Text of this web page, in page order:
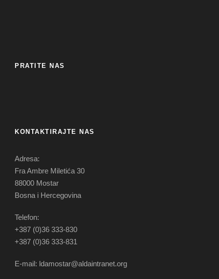
PRATITE NAS
KONTAKTIRAJTE NAS
Adresa:
Fra Ambre Miletića 30
88000 Mostar
Bosna i Hercegovina
Telefon:
+387 (0)36 333-830
+387 (0)36 333-831
E-mail: ldamostar@aldaintranet.org